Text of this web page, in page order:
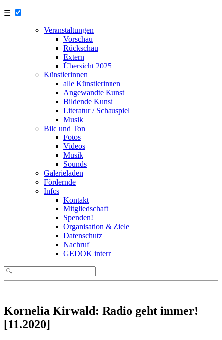
☰
Veranstaltungen
Vorschau
Rückschau
Extern
Übersicht 2025
Künstlerinnen
alle Künstlerinnen
Angewandte Kunst
Bildende Kunst
Literatur / Schauspiel
Musik
Bild und Ton
Fotos
Videos
Musik
Sounds
Galerieladen
Fördernde
Infos
Kontakt
Mitgliedschaft
Spenden!
Organisation & Ziele
Datenschutz
Nachruf
GEDOK intern
Search
for:
Kornelia Kirwald: Radio geht immer!
[11.2020]